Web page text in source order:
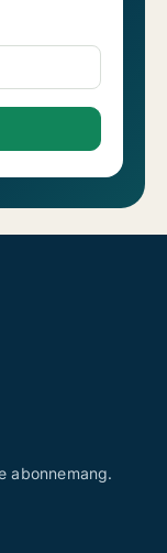
abonnemang.